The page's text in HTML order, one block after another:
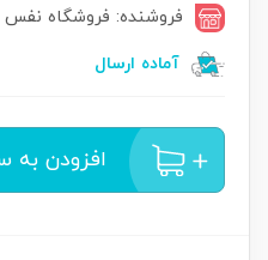
فروشنده: فروشگاه نفس
آماده ارسال
افزودن به